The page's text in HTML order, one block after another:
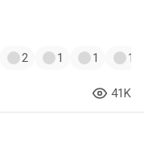
2 1 1 1
41K